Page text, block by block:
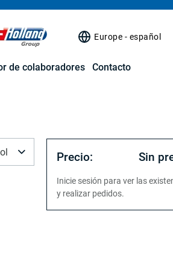
Europe - español
de colaboradores Contacto
Precio: Sin
Inicie sesión para ver las
y realizar pedidos.